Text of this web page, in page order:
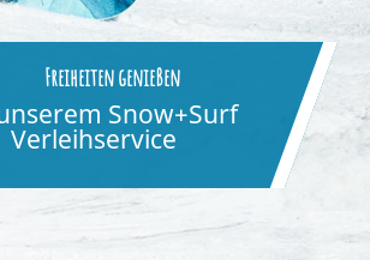
Freiheiten genießen
Snow+Surf
Verleihservice